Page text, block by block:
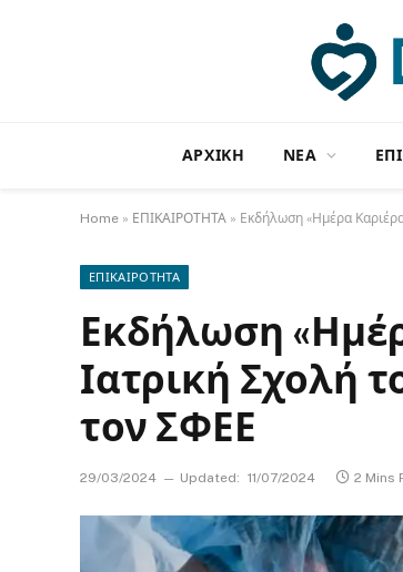
ΑΡΧΙΚΗ NΕΑ
Home » ΕΠΙΚΑΙΡΟΤΗΤΑ » Εκδήλωση «Ημέρα
ΕΠΙΚΑΙΡΟΤΗΤΑ
Εκδήλωση
Ιατρική Σχολή
τον ΣΦΕΕ
29/03/2024 Updated: 11/07/2024 2 Mins